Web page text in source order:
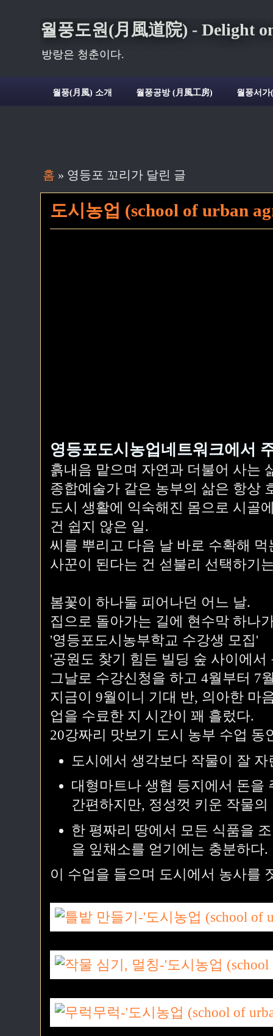
월풍도원(月風道院) - Delight
방랑은 청춘이다.
월풍(月風) 소개 월풍공방 (月風工房) 월풍서
홈 » 영등포 꼬리가 달린 글
도시농업 (school of urban
영등포도시농업네트워크에서
흙내음 맡으며 자연과 더불어 사는
종합예술가 같은 농부의 삶은 항상
도시 생활에 익숙해진 몸으로 시골
건 쉽지 않은 일.
씨를 뿌리고 다음 날 바로 수확해
사꾼이 된다는 건 섣불리 선택하기
봄꽃이 하나둘 피어나던 어느 날.
집으로 돌아가는 길에 현수막 하나
'영등포도시농부학교 수강생 모집'
'공원도 찾기 힘든 빌딩 숲 사이에서
그날로 수강신청을 하고 4월부터 7
지금이 9월이니 기대 반, 의아한 마
업을 수료한 지 시간이 꽤 흘렀다.
20강짜리 맛보기 도시 농부 수업 동
도시에서 생각보다 작물이 잘 자
대형마트나 생협 등지에서 돈을
간편하지만, 정성껏 키운 작물
한 평짜리 땅에서 모든 식품을
을 잎채소를 얻기에는 충분하다.
이 수업을 들으며 도시에서 농사를